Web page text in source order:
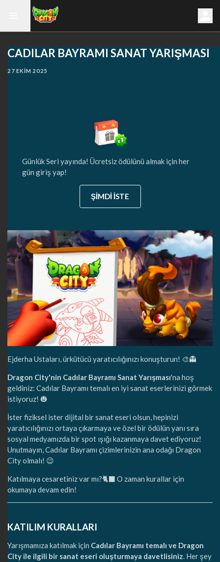
CADILAR BAYRAMI SANAT YARIŞMASI
27 EKIM 2025
Günlük Seri yayında! Ücretsiz ödülünü almak için her
gün giriş yap!
ŞİMDİ İSTE
Ejderha Ustaları, ürkütücü yaratıcılığınızı konuşturun! 🎨👻
Dragon City'nin Cadılar Bayramı Sanat Yarışması'na hoş
geldiniz: Cadılar Bayramı temalı en iyi sanat eserlerinizi görmek
istiyoruz! 🎃
İster fiziksel ister dijital bir sanat eseri olsun, hepinizi
yaratıcılığınızı ortaya çıkarmaya ve özel bir ödülün yanı sıra
sosyal medyamızda bir spot ışığı kazanmaya davet ediyoruz!
Unutmayın, Cadılar Bayramı çizimlerinizin ana odağı Dragon
City olmalı! 😉
Katılmaya cesaretiniz var mı?🐈‍⬛ O zaman kurallar için
okumaya devam edin!
KATILIM KURALLARI
Yarışmamıza katılmak için Cadılar Bayramı temalı ve Dragon
City ile ilgili bir sanat eseri oluşturmaya davetlisiniz. Her şey